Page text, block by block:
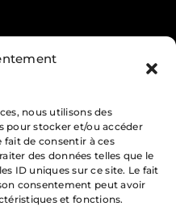
nous utilisons des
pour stocker et/ou accéder
fait de consentir à ces
des données telles que le
ID uniques sur ce site. Le fait
consentement peut avoir
et fonctions.